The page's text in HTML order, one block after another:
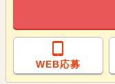
WEB応募